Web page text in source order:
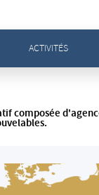
ACTIVITÉS
composée